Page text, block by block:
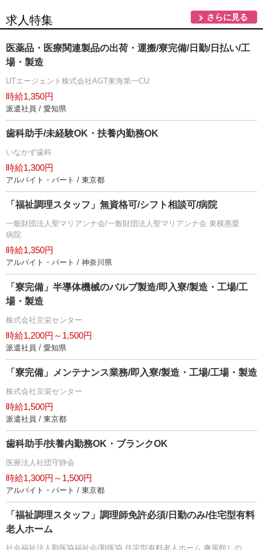
求人特集 さらに見る
医薬品・医療関連製品の出荷・運搬/寮完備/日勤/日払い/工
場・製造
UTエージェント株式会社AGT東海第一CU
時給1,350円
派遣社員 / 愛知県
歯科助手/未経験OK・扶養内勤務OK
いなかず歯科
時給1,300円
アルバイト・パート / 東京都
「福祉調理スタッフ」無資格可/シフト相談可/病院
一般財団法人聖マリアンナ会/一般財団法人聖マリアンナ会 東横惠愛
病院
時給1,350円
アルバイト・パート / 神奈川県
「寮完備」半導体機械のバルブ製造/即入寮/製造・工場/工
場・製造
株式会社京栄センター
時給1,200円～1,500円
派遣社員 / 愛知県
「寮完備」メンテナンス業務/即入寮/製造・工場/工場・製造
株式会社京栄センター
時給1,500円
派遣社員 / 東京都
歯科助手/扶養内勤務OK・ブランクOK
医療法人社団守静会
時給1,300円～1,500円
アルバイト・パート / 東京都
「福祉調理スタッフ」調理師免許必須/日勤のみ/住宅型有料
老人ホーム
社会福祉法人勤医協福祉会/勤医協 住宅型有料老人ホーム 爽風館しの